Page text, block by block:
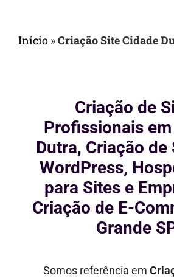
Início »Criação Site Cidade
Criação de
Profissionais
Dutra, Criação de
WordPress,
para Sites e
Criação de E-
Grande
Somos referência em